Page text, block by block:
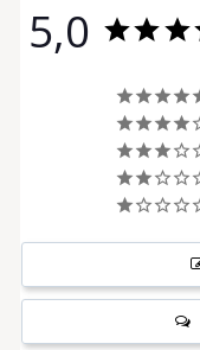
c
-
T
5,0